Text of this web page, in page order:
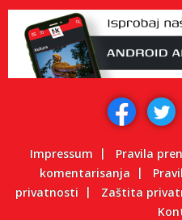
Impressum Pravila
komentarisanja
privatnosti
Zaštita